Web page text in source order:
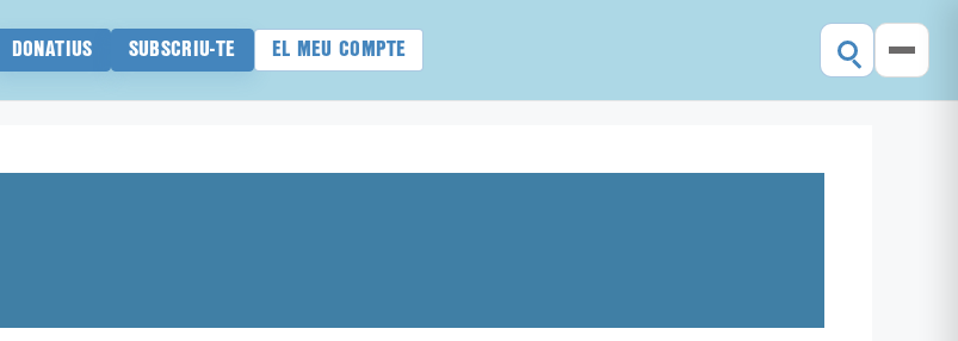
DONATIUS SUBSCRIU-TE EL MEU COMPTE